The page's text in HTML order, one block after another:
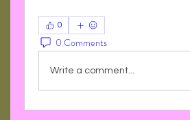
0
0 Comments
Write a comment...